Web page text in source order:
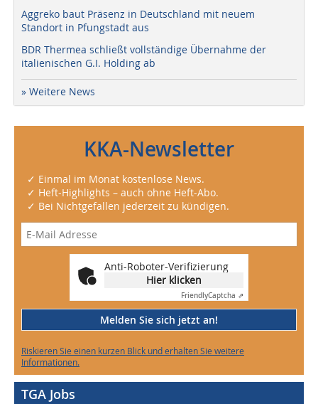
Aggreko baut Präsenz in Deutschland mit neuem
Standort in Pfungstadt aus
BDR Thermea schließt vollständige Übernahme der
italienischen G.I. Holding ab
» Weitere News
KKA-Newsletter
✓ Einmal im Monat kostenlose News.
✓ Heft-Highlights – auch ohne Heft-Abo.
✓ Bei Nichtgefallen jederzeit zu kündigen.
Anti-Roboter-Verifizierung
Hier klicken
FriendlyCaptcha ⇗
Melden Sie sich jetzt an!
Riskieren Sie einen kurzen Blick und erhalten Sie weitere
Informationen.
TGA Jobs